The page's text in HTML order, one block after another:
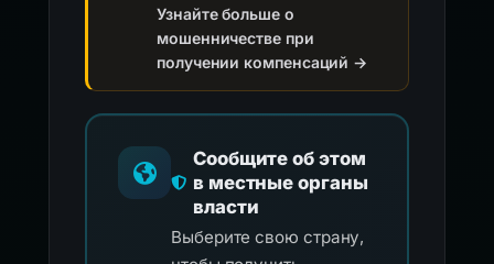
Узнайте больше о
мошенничестве при
получении компенсаций →
Сообщите об этом
в местные органы
власти
Выберите свою страну,